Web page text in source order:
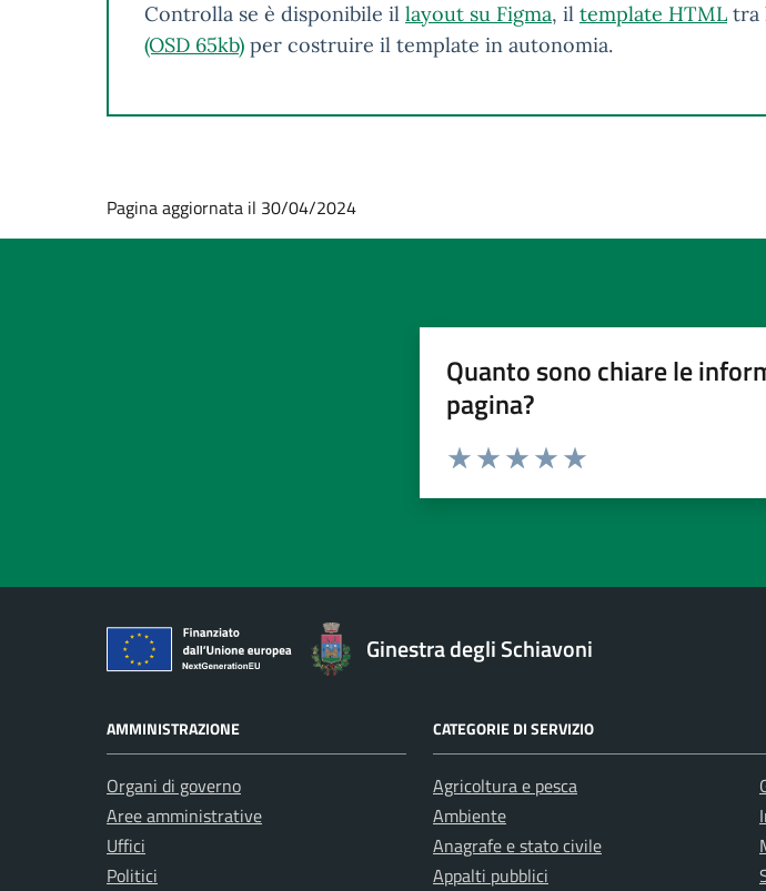
Controlla se è disponibile il layout su Figma, il template HTML tra
(OSD 65kb) per costruire il template in autonomia.
Pagina aggiornata il 30/04/2024
Quanto sono chiare le
pagina?
Ginestra degli Schiavoni
AMMINISTRAZIONE
Organi di governo
Aree amministrative
Uffici
Politici
CATEGORIE DI SERVIZIO
Agricoltura e pesca
Ambiente
Anagrafe e stato civile
Appalti pubblici